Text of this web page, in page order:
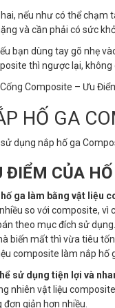
nếu như có thể chạm
và cần phải có sức
bạn dùng tay gõ nhẹ
thì ngược lại, không
Cống Composite – Ưu
HỐ GA
dụng nắp hố ga
ĐIỂM CỦA
hố ga làm bằng vật liệu
so với composite,
theo mục đích sử
biến mất thì vừa tiêu
composite làm nắp hố
sử dụng tiện lợi và
nhiên vật liệu
đơn giản hơn nhiều.